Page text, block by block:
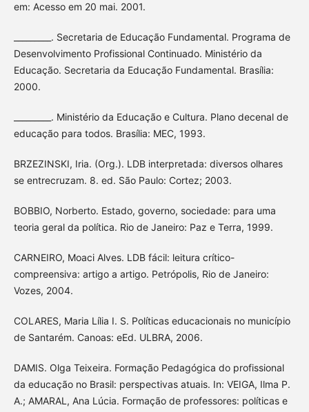
em: Acesso em 20 mai. 2001.
_________. Secretaria de Educação Fundamental. Programa de
Desenvolvimento Profissional Continuado. Ministério da
Educação. Secretaria da Educação Fundamental. Brasília:
2000.
_________. Ministério da Educação e Cultura. Plano decenal de
educação para todos. Brasília: MEC, 1993.
BRZEZINSKI, Iria. (Org.). LDB interpretada: diversos olhares
se entrecruzam. 8. ed. São Paulo: Cortez; 2003.
BOBBIO, Norberto. Estado, governo, sociedade: para uma
teoria geral da política. Rio de Janeiro: Paz e Terra, 1999.
CARNEIRO, Moaci Alves. LDB fácil: leitura crítico-
compreensiva: artigo a artigo. Petrópolis, Rio de Janeiro:
Vozes, 2004.
COLARES, Maria Lília I. S. Políticas educacionais no município
de Santarém. Canoas: eEd. ULBRA, 2006.
DAMIS. Olga Teixeira. Formação Pedagógica do profissional
da educação no Brasil: perspectivas atuais. In: VEIGA, Ilma P.
A.; AMARAL, Ana Lúcia. Formação de professores: políticas e